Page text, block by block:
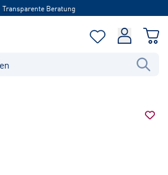
Transparente Beratung